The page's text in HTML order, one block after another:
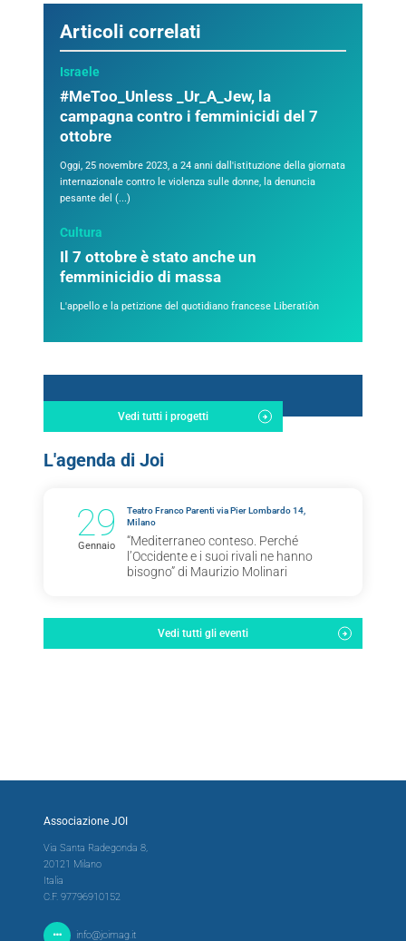
Articoli correlati
Israele
#MeToo_Unless _Ur_A_Jew, la
campagna contro i femminicidi del 7
ottobre
Oggi, 25 novembre 2023, a 24 anni dall'istituzione della giornata
internazionale contro le violenza sulle donne, la denuncia
pesante del (...)
Cultura
Il 7 ottobre è stato anche un
femminicidio di massa
L'appello e la petizione del quotidiano francese Liberatiòn
Vedi tutti i progetti
L'agenda di Joi
29
Gennaio
Teatro Franco Parenti via Pier Lombardo 14,
Milano
“Mediterraneo conteso. Perché
l’Occidente e i suoi rivali ne hanno
bisogno” di Maurizio Molinari
Vedi tutti gli eventi
Associazione JOI
Via Santa Radegonda 8,
20121 Milano
Italia
C.F. 97796910152
info@joimag.it